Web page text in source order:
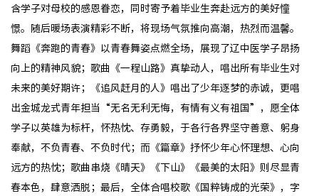
含学子对母校的感恩眷恋，同时寄予着毕业生奔赴远方的美好憧
憬。随后暖场表演精彩不断，将现场气氛推向高潮，热烈而温馨。
舞蹈《奔跑的青春》以青春舞姿点燃全场，展现了辽中医学子昂扬
向上的精神风貌；歌曲《一程山路》真挚动人，唱出所有毕业生对
未来的美好期许；《追风赶月的人》唱出了少年逐梦的赤诚，更唱
出金城龙式青年担当“无名无利无悔，有情有义有祖国”，愿全体
学子以英雄为标杆，怀热忱、存勇毅，于各行各界坚守善意、躬身
奉献，不负青春、不负时代；而《篇章》抒怀少年心怀理想、心向
远方的热忱；歌曲串烧《晴天》《下山》《最美的太阳》则尽显青
春本色，肆意洒脱；最后，全体合唱校歌《国粹铸成的光荣》，字